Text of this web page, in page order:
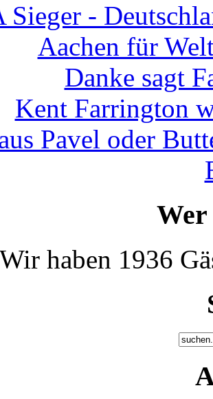
Sieger -
Aachen für
Danke sagt
Kent Farrington
Pavel oder
Wir haben 1936